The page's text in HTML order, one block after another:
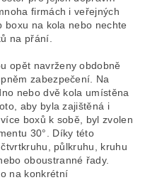
firmách i veřejných
boxu na kola nebo nechte
na přání.
opět navrženy obdobně
zabezpečení. Na
nebo dvě kola umístěna
aby byla zajištěná i
boxů k sobě, byl zvolen
30°. Díky této
půlkruhu, kruhu
oboustranné řady.
na konkrétní